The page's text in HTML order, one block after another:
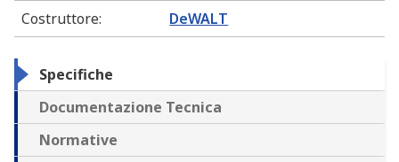
Costruttore: DeWALT
Specifiche
Documentazione Tecnica
Normative